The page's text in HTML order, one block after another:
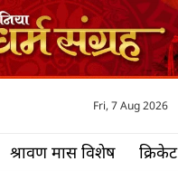
श्रावण मास विशेष क्रिकेट
Fri, 7 Aug 2026